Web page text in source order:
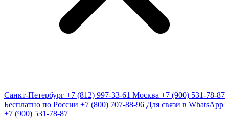
Санкт-Петербург +7 (812) 997-33-61 Москва +7 (900) 531-78-87
Бесплатно по России +7 (800) 707-88-96 Для связи в WhatsApp
+7 (900) 531-78-87